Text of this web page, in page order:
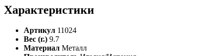
Характеристики
Артикул 11024
Вес (г.) 9.7
Материал Металл